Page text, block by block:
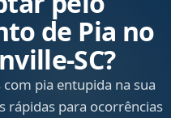
de Pia no
pia entupida na sua
rápidas para ocorrências